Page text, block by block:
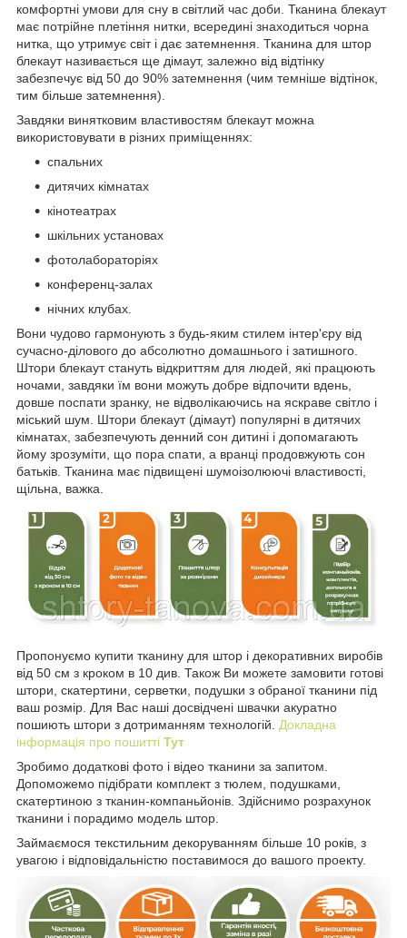
комфортні умови для сну в світлий час доби. Тканина блекаут
має потрійне плетіння нитки, всередині знаходиться чорна
нитка, що утримує світ і дає затемнення. Тканина для штор
блекаут називається ще дімаут, залежно від відтінку
забезпечує від 50 до 90% затемнення (чим темніше відтінок,
тим більше затемнення).
Завдяки винятковим властивостям блекаут можна
використовувати в різних приміщеннях:
спальних
дитячих кімнатах
кінотеатрах
шкільних установах
фотолабораторіях
конференц-залах
нічних клубах.
Вони чудово гармонують з будь-яким стилем інтер'єру від
сучасно-ділового до абсолютно домашнього і затишного.
Штори блекаут стануть відкриттям для людей, які працюють
ночами, завдяки їм вони можуть добре відпочити вдень,
довше поспати зранку, не відволікаючись на яскраве світло і
міський шум. Штори блекаут (дімаут) популярні в дитячих
кімнатах, забезпечують денний сон дитині і допомагають
йому зрозуміти, що пора спати, а вранці продовжують сон
батьків. Тканина має підвищені шумоізолюючі властивості,
щільна, важка.
Пропонуємо купити тканину для штор і декоративних виробів
від 50 см з кроком в 10 див. Також Ви можете замовити готові
штори, скатертини, серветки, подушки з обраної тканини під
ваш розмір. Для Вас наші досвідчені швачки акуратно
пошиють штори з дотриманням технологій. Докладна
інформація про пошитті Тут
Зробимо додаткові фото і відео тканини за запитом.
Допоможемо підібрати комплект з тюлем, подушками,
скатертиною з тканин-компаньйонів. Здійснимо розрахунок
тканини і порадимо модель штор.
Займаємося текстильним декоруванням більше 10 років, з
увагою і відповідальністю поставимося до вашого проекту.